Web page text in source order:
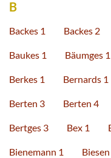
B
Backes 1 Backes 2
Baukes 1 Bäumges 1
Berkes 1 Bernards 1
Berten 3 Berten 4
Bertges 3 Bex 1
Bienemann 1 Biesen